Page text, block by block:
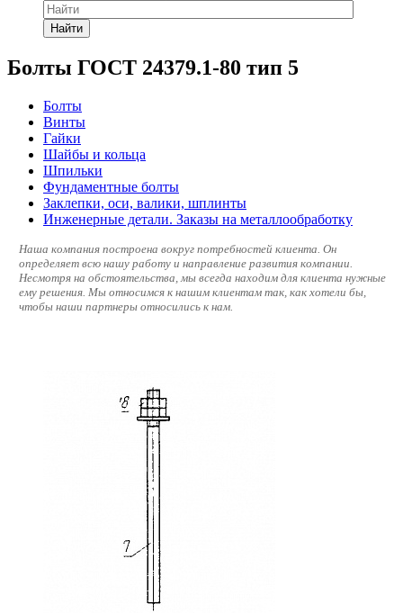
Найти
Болты ГОСТ 24379.1-80 тип 5
Болты
Винты
Гайки
Шайбы и кольца
Шпильки
Фундаментные болты
Заклепки, оси, валики, шплинты
Инженерные детали. Заказы на металлообработку
Наша компания построена вокруг потребностей клиента. Он
определяет всю нашу работу и направление развития компании.
Несмотря на обстоятельства, мы всегда находим для клиента нужные
ему решения. Мы относимся к нашим клиентам так, как хотели бы,
чтобы наши партнеры относились к нам.